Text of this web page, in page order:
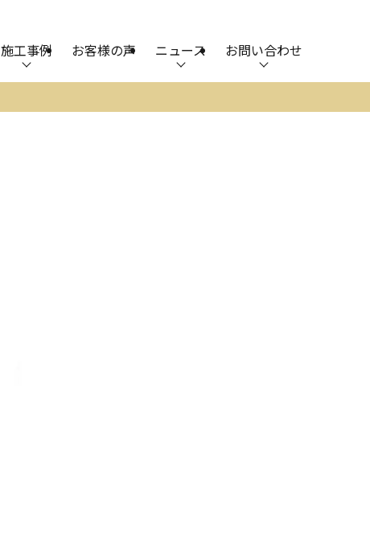
施工事例 お客様の声 ニュース お問い合わせ